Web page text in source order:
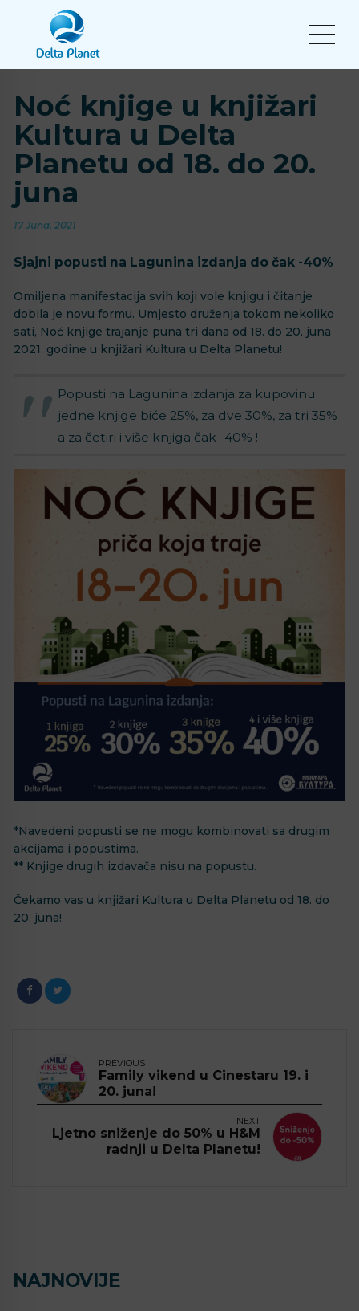
Noć knjige u knjižari
Kultura u Delta
Planetu od 18. do 20.
juna
17 Juna, 2021
Sjajni popusti na Lagunina izdanja do čak -40%
Omiljena manifestacija svih koji vole knjigu i čitanje
dobila je novu formu. Umjesto druženja tokom nekoliko
sati, Noć knjige trajanje puna tri dana od 18. do 20. juna
2021. godine u knjižari Kultura u Delta Planetu!
Popusti na Lagunina izdanja za kupovinu
jedne knjige biće 25%, za dve 30%, za tri 35%
a za četiri i više knjiga čak -40% !
*Navedeni popusti se ne mogu kombinovati sa drugim
akcijama i popustima.
** Knjige drugih izdavača nisu na popustu.
Čekamo vas u knjižari Kultura u Delta Planetu od 18. do
20. juna!
PREVIOUS
Family vikend u Cinestaru 19. i
20. juna!
NEXT
Ljetno sniženje do 50% u H&M
radnji u Delta Planetu!
NAJNOVIJE